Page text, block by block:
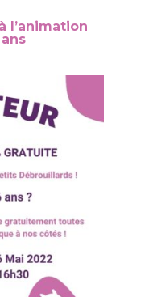
l’animation